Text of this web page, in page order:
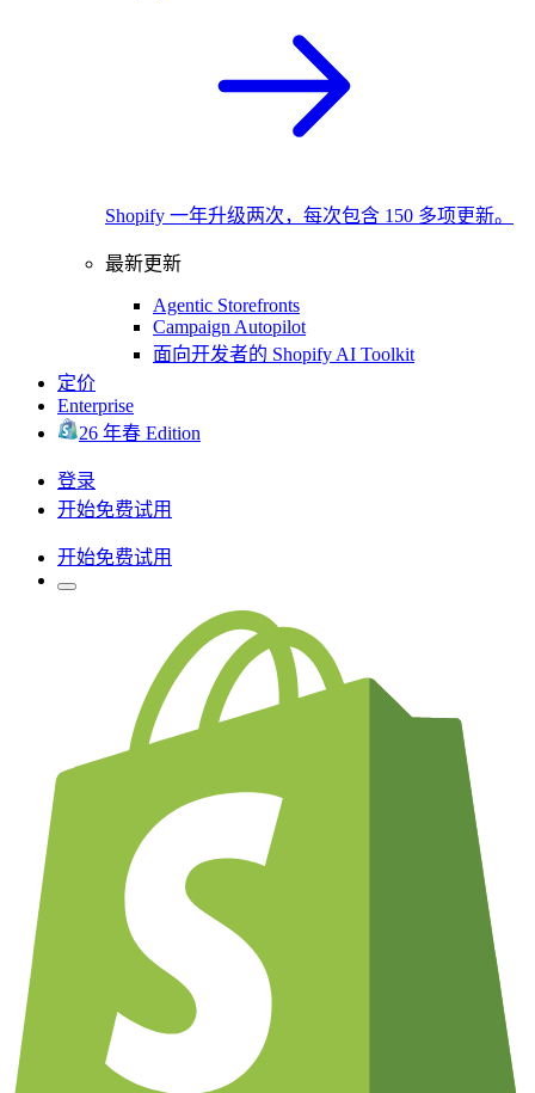
Shopify 一年升级两次，每次包含 150 多项更新。
最新更新
Agentic Storefronts
Campaign Autopilot
面向开发者的 Shopify AI Toolkit
定价
Enterprise
26 年春 Edition
登录
开始免费试用
开始免费试用